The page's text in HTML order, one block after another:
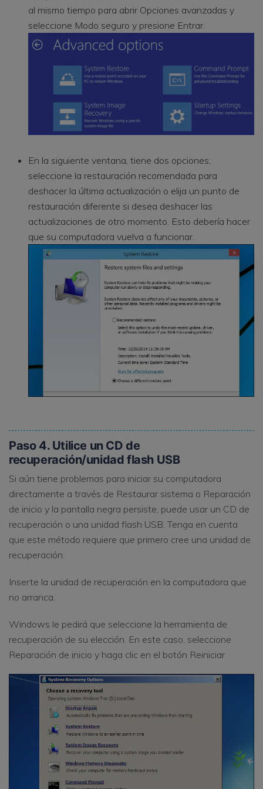
al mismo tiempo para abrir Opciones avanzadas y
seleccione Modo seguro y presione Entrar.
En la siguiente ventana, tiene dos opciones;
seleccione la restauración recomendada para
deshacer la última actualización o elija un punto de
restauración diferente si desea deshacer las
actualizaciones de otro momento. Esto debería hacer
que su computadora vuelva a funcionar.
Paso 4. Utilice un CD de
recuperación/unidad flash USB
Si aún tiene problemas para iniciar su computadora
directamente a través de Restaurar sistema o Reparación
de inicio y la pantalla negra persiste, puede usar un CD de
recuperación o una unidad flash USB. Tenga en cuenta
que este método requiere que primero cree una unidad de
recuperación.
Inserte la unidad de recuperación en la computadora que
no arranca.
Windows le pedirá que seleccione la herramienta de
recuperación de su elección. En este caso, seleccione
Reparación de inicio y haga clic en el botón Reiniciar